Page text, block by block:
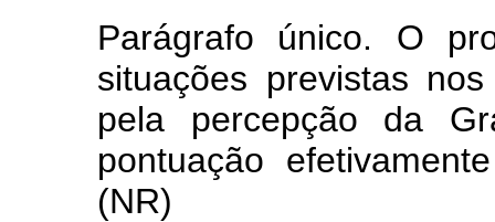
Parágrafo único. O
situações previstas
pela percepção da
pontuação
(NR)